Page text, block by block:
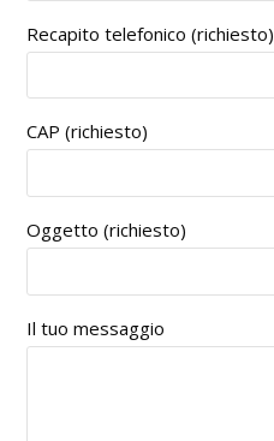
Recapito telefonico (richiesto)
CAP (richiesto)
Oggetto (richiesto)
Il tuo messaggio